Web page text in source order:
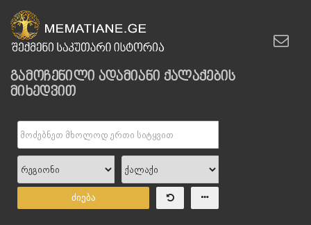
გამოჩენილი ადამიანი ქალაქების
მიხედვით
ძიება